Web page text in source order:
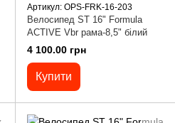
Артикул: OPS-FRK-16-203
Велосипед ST 16" Formula
ACTIVE Vbr рама-8,5" білий
4 100.00 грн
Купити